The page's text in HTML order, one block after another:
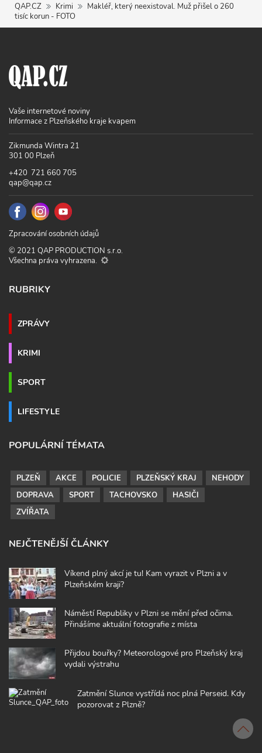
QAP.CZ Krimi
Makléř, který neexistoval. Muž přišel o 260
tisíc korun - FOTO
Vaše internetové noviny
Informace z Plzeňského kraje kvapem
Zikmunda Wintra 21
301 00 Plzeň
+420 721 660 705
qap@qap.cz
Zpracování osobních údajů
© 2021 QAP PRODUCTION s.r.o.
Všechna práva vyhrazena.
RUBRIKY
ZPRÁVY
KRIMI
SPORT
LIFESTYLE
POPULÁRNÍ TÉMATA
PLZEŇ AKCE POLICIE PLZEŇSKÝ KRAJ
NEHODY
DOPRAVA
SPORT TACHOVSKO
HASIČI
ZVÍŘATA
NEJČTENĚJŠÍ ČLÁNKY
Víkend plný akcí je tu! Kam vyrazit v Plzni a v
Plzeňském kraji?
Náměstí Republiky v Plzni se mění před očima.
Přinášíme aktuální fotografie z místa
Přijdou bouřky? Meteorologové pro Plzeňský kraj
vydali výstrahu
Zatmění Slunce vystřídá noc plná Perseid. Kdy
pozorovat z Plzně?